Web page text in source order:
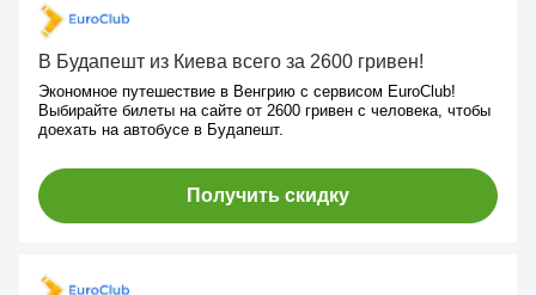
В Будапешт из Киева всего за 2600 гривен!
Экономное путешествие в Венгрию с сервисом EuroClub!
Выбирайте билеты на сайте от 2600 гривен с человека, чтобы
доехать на автобусе в Будапешт.
Получить скидку